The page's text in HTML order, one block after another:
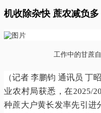
机收除杂快 蔗农减负多
工作中的甘蔗
（记者 李鹏钧 通讯员 丁
业农村局获悉，在2025/
种蔗大户黄长发率先引进